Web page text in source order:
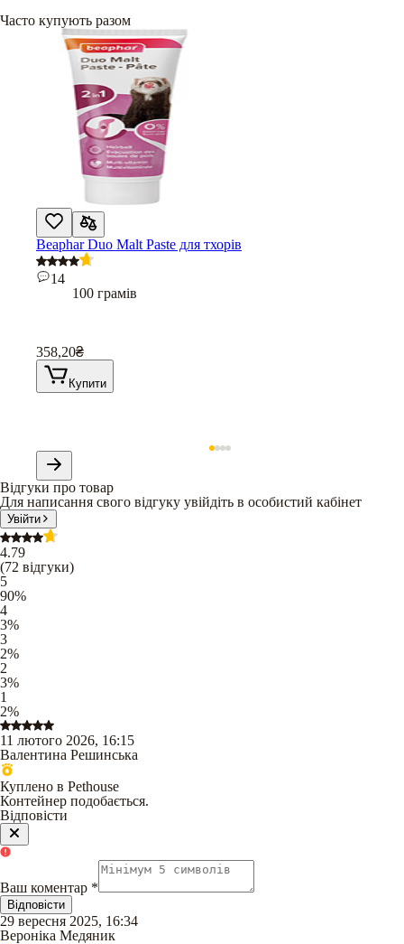
Часто купують разом
Beaphar Duo Malt Paste для тхорів
14
100 грамів
358,20₴
Купити
Відгуки про товар
Для написання свого відгуку увійдіть в особистий кабінет
Увійти
4.79
(72 відгуки)
5
90%
4
3%
3
2%
2
3%
1
2%
11 лютого 2026, 16:15
Валентина Решинська
Куплено в Pethouse
Контейнер подобається.
Відповісти
Ваш коментар *
Відповісти
29 вересня 2025, 16:34
Вероніка Медяник